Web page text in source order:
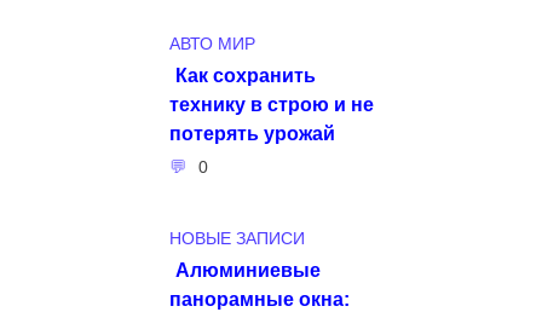
АВТО МИР
Как сохранить
технику в строю и не
потерять урожай
0
НОВЫЕ ЗАПИСИ
Алюминиевые
панорамные окна: